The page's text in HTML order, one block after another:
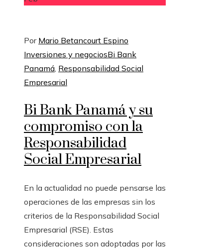
Por Mario Betancourt Espino
Inversiones y negociosBi Bank
Panamá Responsabilidad Social
Empresarial
Bi Bank Panamá y su
compromiso con la
Responsabilidad
Social Empresarial
En la actualidad no puede pensarse las
operaciones de las empresas sin los
criterios de la Responsabilidad Social
Empresarial (RSE). Estas
consideraciones son adoptadas por las